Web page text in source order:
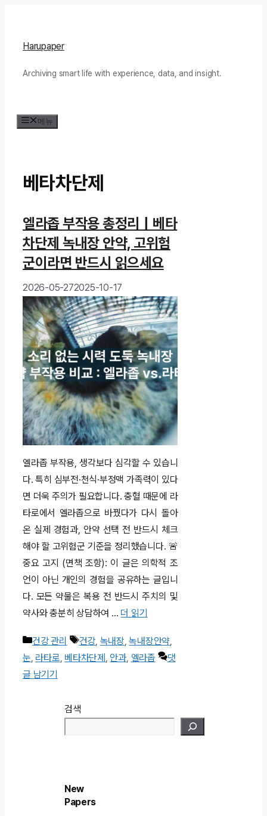
Harupaper
Archiving smart life with experience, data, and insight.
메뉴
베타차단제
엘라좁 부작용 총정리｜베타
차단제 녹내장 안약, 고위험
군이라면 반드시 읽으세요
2026-05-272025-10-17
엘라좁 부작용, 생각보다 심각할 수 있습니
다. 특히 심부전·천식·부정맥 가족력이 있다
면 더욱 주의가 필요합니다. 충혈 때문에 라
타로에서 엘라좁으로 바꿨다가 다시 돌아
온 실제 경험과, 안약 선택 전 반드시 체크
해야 할 고위험군 기준을 정리했습니다. 🚨
중요 고지 (면책 조항): 이 글은 의학적 조
언이 아닌 개인의 경험을 공유하는 글입니
다. 모든 약물은 복용 전 반드시 주치의 및
약사와 충분히 상담하여 … 더 읽기
카
테
고
건강 관리
태
그
건강 녹내장,녹내장안약
눈 라타로 베타차단제 ,안과, 엘라좁
댓
글 남기기
검색
New
Papers